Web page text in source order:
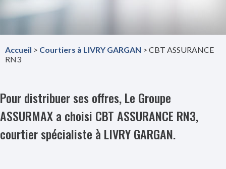
Accueil > Courtiers à LIVRY GARGAN > CBT ASSURANCE
RN3
Pour distribuer ses offres, Le Groupe
ASSURMAX a choisi CBT ASSURANCE RN3,
courtier spécialiste à LIVRY GARGAN.